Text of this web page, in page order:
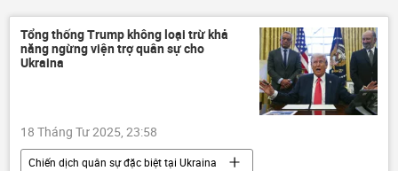
Tổng thống Trump không loại trừ khả
năng ngừng viện trợ quân sự cho
Ukraina
18 Tháng Tư 2025, 23:58
Chiến dịch quân sự đặc biệt tại Ukraina